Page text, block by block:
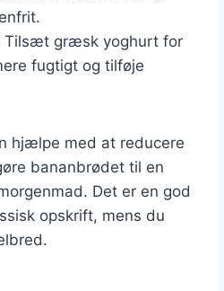
Tilsæt græsk yoghurt for
fugtigt og tilføje
hjælpe med at reducere
bananbrødet til en
Det er en god
opskrift, mens du